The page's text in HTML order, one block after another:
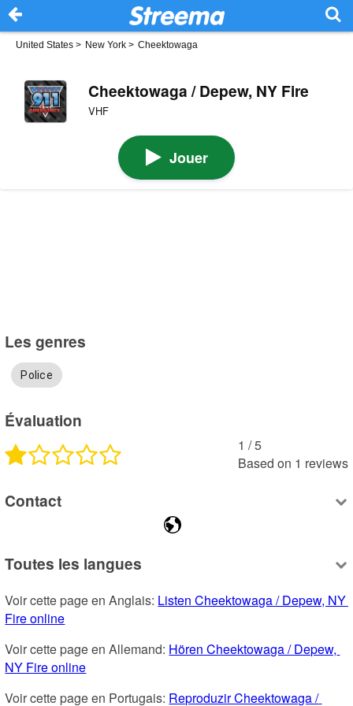
United States > New York > Cheektowaga
Cheektowaga / Depew, NY Fire
VHF
Jouer
Les genres
Police
Évaluation
1 /5
Based on 1 reviews
Contact
Toutes les langues
Voir cette page en Anglais: Listen Cheektowaga / Depew, NY
Fire online
Voir cette page en Allemand: Hören Cheektowaga / Depew,
NY Fire online
Voir cette page en Portugais: Reproduzir Cheektowaga /